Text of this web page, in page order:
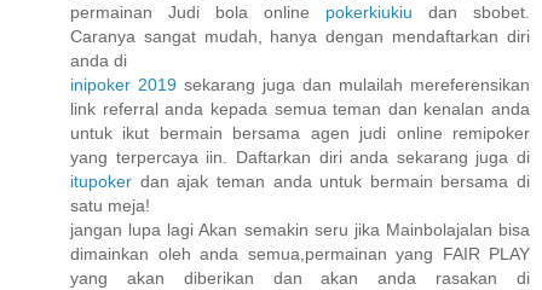
permainan Judi bola online pokerkiukiu dan sbobet.
Caranya sangat mudah, hanya dengan mendaftarkan diri
anda di
inipoker 2019 sekarang juga dan mulailah mereferensikan
link referral anda kepada semua teman dan kenalan anda
untuk ikut bermain bersama agen judi online remipoker
yang terpercaya iin. Daftarkan diri anda sekarang juga di
itupoker dan ajak teman anda untuk bermain bersama di
satu meja!
jangan lupa lagi Akan semakin seru jika Mainbolajalan bisa
dimainkan oleh anda semua,permainan yang FAIR PLAY
yang akan diberikan dan akan anda rasakan di